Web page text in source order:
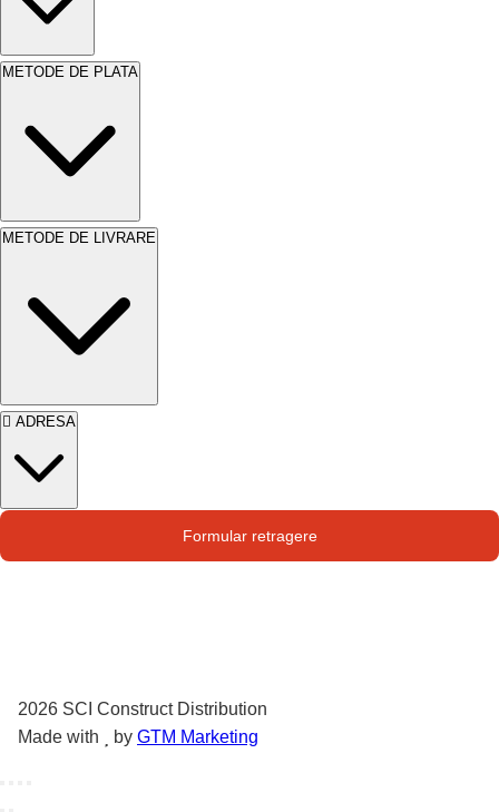
METODE DE PLATA
METODE DE LIVRARE
ADRESA
Formular retragere
2026 SCI Construct Distribution
Made with
by GTM Marketing